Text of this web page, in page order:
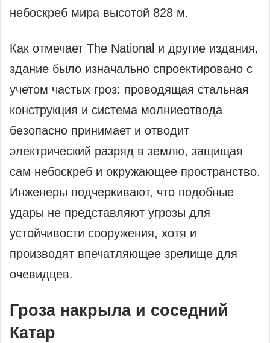
небоскреб мира высотой 828 м.
Как отмечает The National и другие издания,
здание было изначально спроектировано с
учетом частых гроз: проводящая стальная
конструкция и система молниеотвода
безопасно принимает и отводит
электрический разряд в землю, защищая
сам небоскреб и окружающее пространство.
Инженеры подчеркивают, что подобные
удары не представляют угрозы для
устойчивости сооружения, хотя и
производят впечатляющее зрелище для
очевидцев.
Гроза накрыла и соседний
Катар